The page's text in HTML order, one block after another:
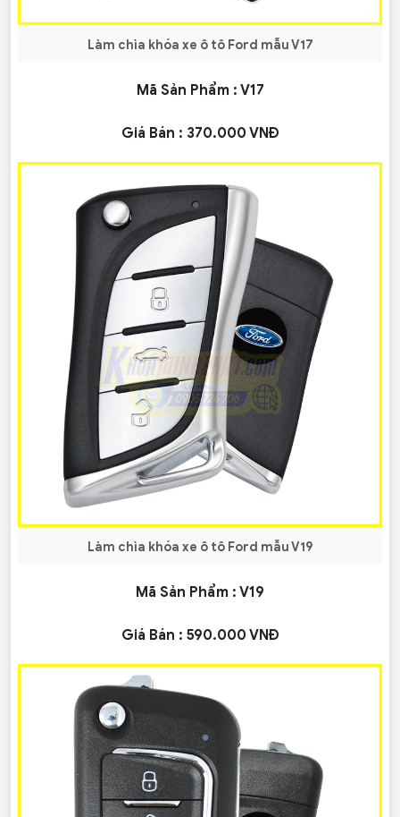
Làm chìa khóa xe ô tô Ford mẫu V17
Mã Sản Phẩm : V17
Giá Bán : 370.000 VNĐ
Làm chìa khóa xe ô tô Ford mẫu V19
Mã Sản Phẩm : V19
Giá Bán : 590.000 VNĐ